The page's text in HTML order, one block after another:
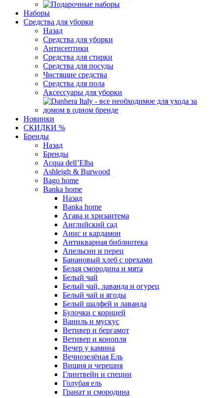
Наборы
Средства для уборки
Назад
Средства для уборки
Антисептики
Средства для стирки
Средства для посуды
Чистящие средства
Средства для пола
Аксессуары для уборки
Новинки
СКИДКИ %
Бренды
Назад
Бренды
Acqua dell’Elba
Ashleigh & Burwood
Bago home
Banka home
Назад
Banka home
Агава и хризантема
Английский сад
Анис и кардамон
Антикварная библиотека
Апельсин и перец
Банановый хлеб с орехами
Белая смородина и мята
Белый чай
Белый чай, лаванда и огурец
Белый чай и ягоды
Белый шалфей и лаванда
Булочки с корицей
Ваниль и мускус
Ветивер и бергамот
Ветивер и конопля
Вечер у камина
Вечнозелёная Ель
Вишня и черешня
Глинтвейн и специи
Голубая ель
Гранат и смородина